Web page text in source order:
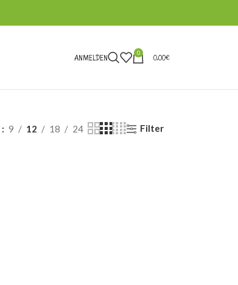
ANMELDEN 0 0,00€
9 12 18 24 Filter